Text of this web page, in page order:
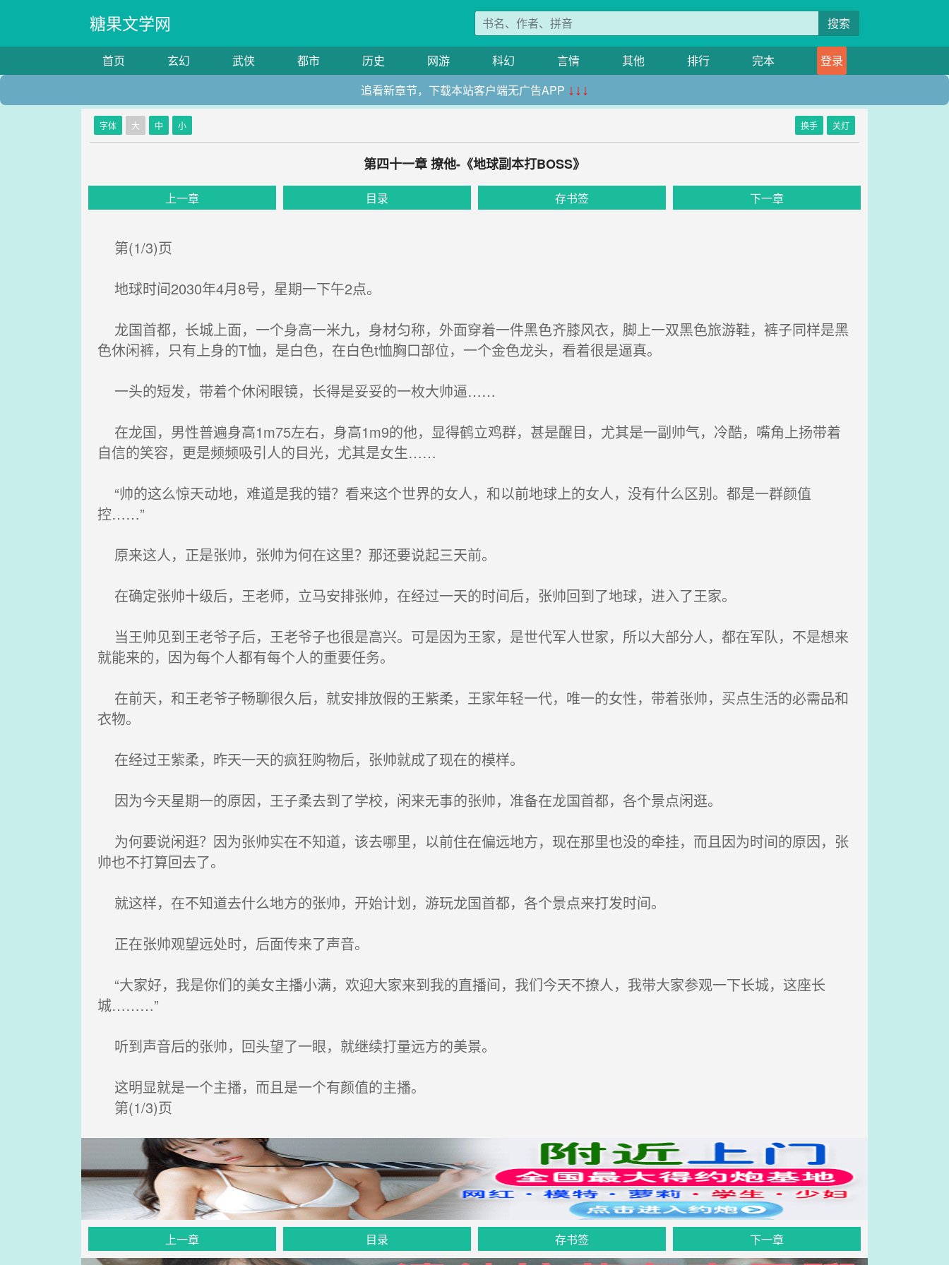
糖果文学网 搜索
首页 玄幻 武侠 都市 历史 网游 科幻 言情 其他 排行 完本
登录
追看新章节，下载本站客户端无广告APP ↓↓↓
字体 大 中 小 换手 关灯
第四十一章 撩他-《地球副本打BOSS》
上一章 目录 存书签 下一章
第(1/3)页
地球时间2030年4月8号，星期一下午2点。
龙国首都，长城上面，一个身高一米九，身材匀称，外面穿着一件黑色齐膝风衣，脚上一双黑色旅游鞋，裤子同样是黑
色休闲裤，只有上身的T恤，是白色，在白色t恤胸口部位，一个金色龙头，看着很是逼真。
一头的短发，带着个休闲眼镜，长得是妥妥的一枚大帅逼……
在龙国，男性普遍身高1m75左右，身高1m9的他，显得鹤立鸡群，甚是醒目，尤其是一副帅气，冷酷，嘴角上扬带着
自信的笑容，更是频频吸引人的目光，尤其是女生……
“帅的这么惊天动地，难道是我的错？看来这个世界的女人，和以前地球上的女人，没有什么区别。都是一群颜值
控……”
原来这人，正是张帅，张帅为何在这里？那还要说起三天前。
在确定张帅十级后，王老师，立马安排张帅，在经过一天的时间后，张帅回到了地球，进入了王家。
当王帅见到王老爷子后，王老爷子也很是高兴。可是因为王家，是世代军人世家，所以大部分人，都在军队，不是想来
就能来的，因为每个人都有每个人的重要任务。
在前天，和王老爷子畅聊很久后，就安排放假的王紫柔，王家年轻一代，唯一的女性，带着张帅，买点生活的必需品和
衣物。
在经过王紫柔，昨天一天的疯狂购物后，张帅就成了现在的模样。
因为今天星期一的原因，王子柔去到了学校，闲来无事的张帅，准备在龙国首都，各个景点闲逛。
为何要说闲逛？因为张帅实在不知道，该去哪里，以前住在偏远地方，现在那里也没的牵挂，而且因为时间的原因，张
帅也不打算回去了。
就这样，在不知道去什么地方的张帅，开始计划，游玩龙国首都，各个景点来打发时间。
正在张帅观望远处时，后面传来了声音。
“大家好，我是你们的美女主播小满，欢迎大家来到我的直播间，我们今天不撩人，我带大家参观一下长城，这座长
城………”
听到声音后的张帅，回头望了一眼，就继续打量远方的美景。
这明显就是一个主播，而且是一个有颜值的主播。
第(1/3)页
上一章 目录 存书签 下一章